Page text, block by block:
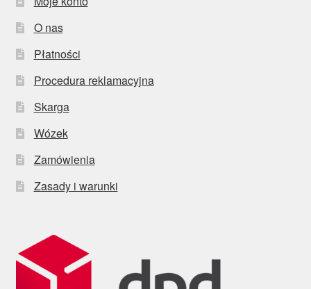
O nas
Płatności
Procedura reklamacyjna
Skarga
Wózek
Zamówienia
Zasady i warunki